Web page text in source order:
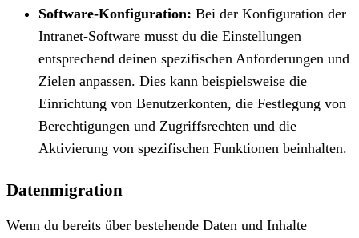
Software-Konfiguration: Bei der Konfiguration der
Intranet-Software musst du die Einstellungen
entsprechend deinen spezifischen Anforderungen und
Zielen anpassen. Dies kann beispielsweise die
Einrichtung von Benutzerkonten, die Festlegung von
Berechtigungen und Zugriffsrechten und die
Aktivierung von spezifischen Funktionen beinhalten.
Datenmigration
Wenn du bereits über bestehende Daten und Inhalte